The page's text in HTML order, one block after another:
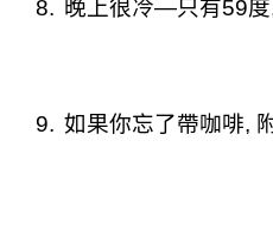
8. 晚上很冷—只有59度
9. 如果你忘了帶咖啡,